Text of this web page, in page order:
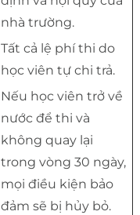
nhà trường.
Tất cả lệ phí thi do
học viên tự chi trả.
Nếu học viên trở về
nước để thi và
không quay lại
trong vòng 30 ngày,
mọi điều kiện bảo
đảm sẽ bị hủy bỏ.